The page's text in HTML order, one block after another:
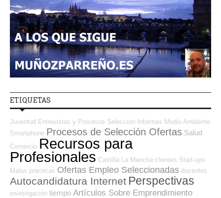
ETIQUETAS
Juventud Entrevistas y Procesos Selección Informes Medio Ambiente
Smartphone Procesos de Selección Ofertas Salud
Comercio Recursos para
Profesionales Castilla La Mancha clientes Start-ups
Malas prácticas Ofertas Empleo Seleccionadas docentes
Autocandidatura Internet Perspectivas
investigación tiempo Artículos Sobre Emprendimiento